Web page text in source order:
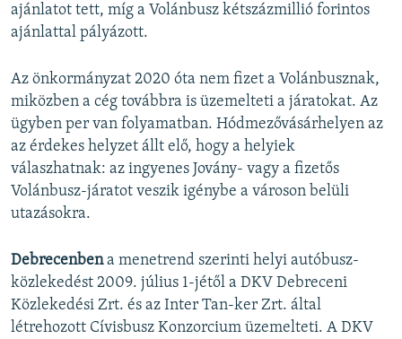
ajánlatot tett, míg a Volánbusz kétszázmillió forintos
ajánlattal pályázott.
Az önkormányzat 2020 óta nem fizet a Volánbusznak,
miközben a cég továbbra is üzemelteti a járatokat. Az
ügyben per van folyamatban. Hódmezővásárhelyen az
az érdekes helyzet állt elő, hogy a helyiek
válaszhatnak: az ingyenes Jovány- vagy a fizetős
Volánbusz-járatot veszik igénybe a városon belüli
utazásokra.
Debrecenbena menetrend szerinti helyi autóbusz-
közlekedést 2009. július 1-jétől a DKV Debreceni
Közlekedési Zrt. és az Inter Tan-ker Zrt. által
létrehozott Cívisbusz Konzorcium üzemelteti. A DKV